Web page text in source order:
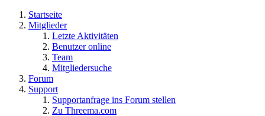
Startseite
Mitglieder
Letzte Aktivitäten
Benutzer online
Team
Mitgliedersuche
Forum
Support
Supportanfrage ins Forum stellen
Zu Threema.com